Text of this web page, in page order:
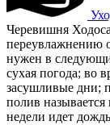
Черевишня
переувлажнению
нужен в
сухая погода; во
засушливые дни;
полив
недели идет